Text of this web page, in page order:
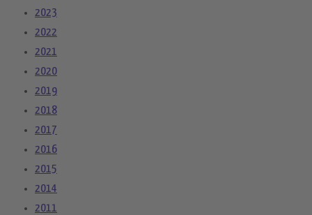
2023
2022
2021
2020
2019
2018
2017
2016
2015
2014
2011